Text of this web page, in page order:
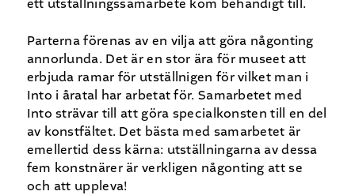
ett utställningssamarbete kom behändigt till.
Parterna förenas av en vilja att göra någonting
annorlunda. Det är en stor ära för museet att
erbjuda ramar för utställnigen för vilket man i
Into i åratal har arbetat för. Samarbetet med
Into strävar till att göra specialkonsten till en del
av konstfältet. Det bästa med samarbetet är
emellertid dess kärna: utställningarna av dessa
fem konstnärer är verkligen någonting att se
och att uppleva!